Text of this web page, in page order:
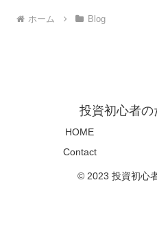
ホーム Blog
投資初心者
HOME
Contact
© 2023 投資初心